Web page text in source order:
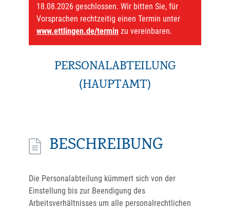
18.08.2026 geschlossen. Wir bitten Sie, für
Vorsprachen rechtzeitig einen Termin unter
www.ettlingen.de/termin zu vereinbaren.
PERSONALABTEILUNG
(HAUPTAMT)
BESCHREIBUNG
Die Personalabteilung kümmert sich von der
Einstellung bis zur Beendigung des
Arbeitsverhältnisses um alle personalrechtlichen